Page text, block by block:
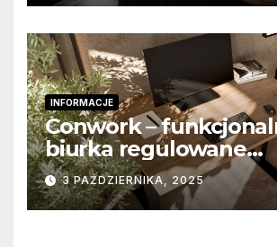
INFORMACJE
Conwork –
biurka regulowane
stworzone z myślą o
nowoczesnych
przestrzeniach pracy
3 PAŹDZIERNIKA, 2025